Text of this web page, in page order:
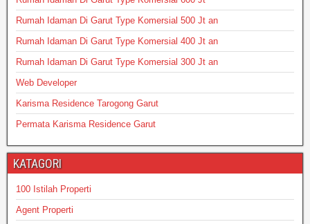
Rumah Idaman Di Garut Type Komersial 500 Jt an
Rumah Idaman Di Garut Type Komersial 400 Jt an
Rumah Idaman Di Garut Type Komersial 300 Jt an
Web Developer
Karisma Residence Tarogong Garut
Permata Karisma Residence Garut
KATAGORI
100 Istilah Properti
Agent Properti